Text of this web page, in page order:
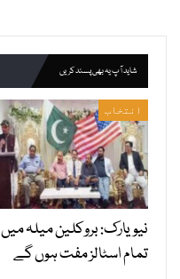
شاید آپ یہ بھی پسند کریں
انتخاب
نیویارک: بروکلین میلہ میں
تمام اسٹالز مفت ہوں گے